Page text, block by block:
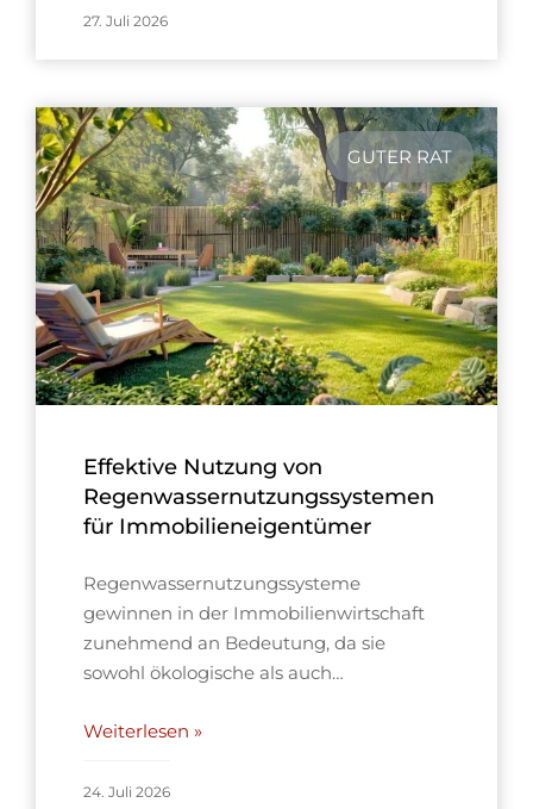
27. Juli 2026
GUTER RAT
Effektive Nutzung von
Regenwassernutzungssystemen
für Immobilieneigentümer
Regenwassernutzungssysteme
gewinnen in der Immobilienwirtschaft
zunehmend an Bedeutung, da sie
sowohl ökologische als auch…
Weiterlesen »
24. Juli 2026